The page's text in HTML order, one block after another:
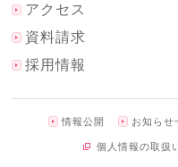
アクセス
資料請求
採用情報
情報公開 お知らせ
個人情報の取扱